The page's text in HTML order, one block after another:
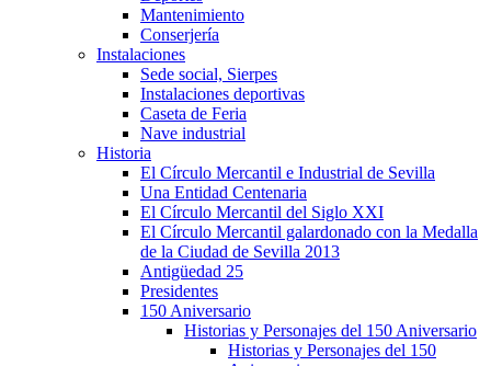
Mantenimiento
Conserjería
Instalaciones
Sede social, Sierpes
Instalaciones deportivas
Caseta de Feria
Nave industrial
Historia
El Círculo Mercantil e Industrial de Sevilla
Una Entidad Centenaria
El Círculo Mercantil del Siglo XXI
El Círculo Mercantil galardonado con la Medalla
de la Ciudad de Sevilla 2013
Antigüedad 25
Presidentes
150 Aniversario
Historias y Personajes del 150 Aniversario
Historias y Personajes del 150